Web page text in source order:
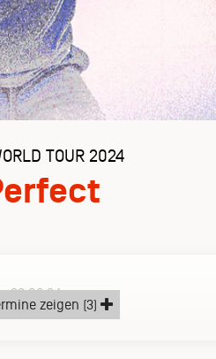
TOUR 2024
26.09.24
zeigen (3)